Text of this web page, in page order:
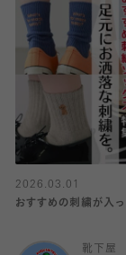
2026.03.01
おすすめの刺繍が入っ
靴下屋